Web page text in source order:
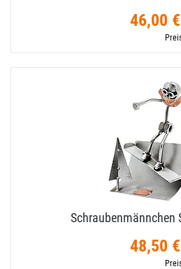
46,00 €
Schraubenmännchen
48,50 €